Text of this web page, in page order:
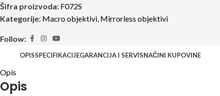
Šifra proizvoda: F072S
Kategorije: Macro objektivi, Mirrorless objektivi
Follow:
OPISSPECIFIKACIJEGARANCIJA I SERVISNAČINI KUPOVINE
Opis
Opis